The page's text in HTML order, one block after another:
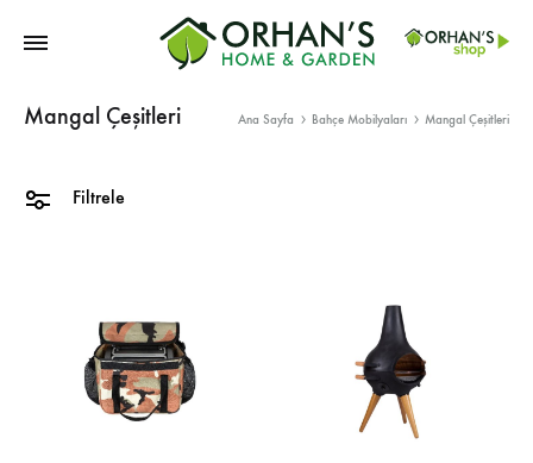
Home
Mangal Çeşitleri Ana Sayfa Bahçe Mobilyaları Mangal Çeşitleri
Filtrele